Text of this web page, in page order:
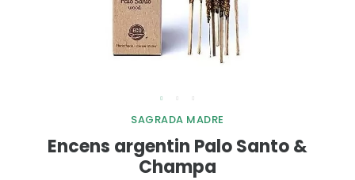
SAGRADA MADRE
Encens argentin Palo Santo &
Champa